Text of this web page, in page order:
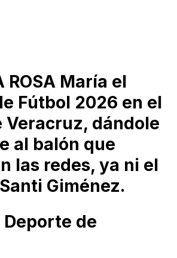
ROSA María el
Fútbol 2026 en el
Veracruz, dándole
al balón que
las redes, ya ni el
Giménez.
Deporte de